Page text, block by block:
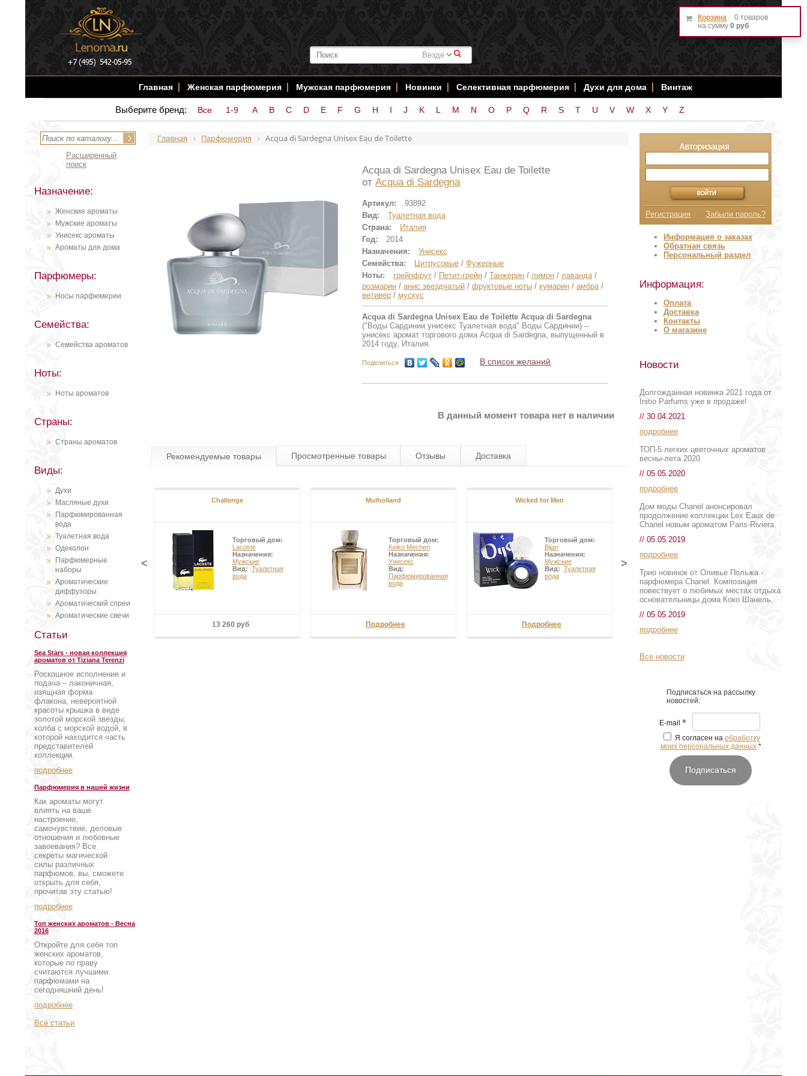
#
Главная Женская парфюмерия Мужская парфюмерия Новинки Селективная парфюмерия Духи для дома Винтаж
Выберите бренд: Все 1-9 A B C D E F G H I J K L M N O P Q R S T U V W X Y Z
Расширенный
поиск
Назначение:
Женские ароматы
Мужские ароматы
Унисекс ароматы
Ароматы для дома
Парфюмеры:
Носы парфюмерии
Семейства:
Семейства ароматов
Ноты:
Ноты ароматов
Страны:
Страны ароматов
Виды:
Духи
Масляные духи
Парфюмированная
вода
Туалетная вода
Одеколон
Парфюмерные
наборы
Ароматические
диффузоры
Ароматический спреи
Ароматические свечи
Статьи
Sea Stars - новая коллекция
ароматов от Tiziana Terenzi
Роскошное исполнение и
подача – лаконичная,
изящная форма
флакона, невероятной
красоты крышка в виде
золотой морской звезды,
колба с морской водой, в
которой находится часть
представителей
коллекции.
подробнее
Парфюмерия в нашей жизни
Как ароматы могут
влиять на ваше
настроение,
самочувствие, деловые
отношения и любовные
завоевания? Все
секреты магической
силы различных
парфюмов, вы, сможете
открыть для себя,
прочитав эту статью!
подробнее
Топ женских ароматов - Весна
2016
Откройте для себя топ
женских ароматов,
которые по праву
считаются лучшими
парфюмами на
сегодняшний день!
подробнее
Все статьи
Главная Парфюмерия Acqua di Sardegna Unisex Eau de Toilette
Acqua di Sardegna Unisex Eau de Toilette
от Acqua di Sardegna
Артикул:
93892
Вид:
Туалетная вода
Страна:
Италия
Год:
2014
Назначения:
Унисекс
Семейства:
Цитрусовые / Фужерные
Ноты:
грейпфрут / Петит-грейн / Танжерин / лимон / лаванда/
розмарин / анис звездчатый / фруктовые ноты / кумарин / амбра/
ветивер / мускус
Acqua di Sardegna Unisex Eau de Toilette Acqua di Sardegna
("Воды Сардинии унисекс Туалетная вода" Воды Сардинии) –
унисекс аромат торгового дома Acqua di Sardegna, выпущенный в
2014 году, Италия.
Поделиться В список желаний
В данный момент товара нет в наличии
Рекомендуемые товары Просмотренные товары Отзывы Доставка
Challenge
Торговый дом:
Lacoste
Назначения:
Мужские
Вид: Туалетная
вода
13 260 руб
Mulholland
Торговый дом:
Keiko Mecheri
Назначения:
Унисекс
Вид:
Парфюмированная
вода
Подробнее
Wicked for Men
Торговый дом:
Bijan
Назначения:
Мужские
Вид: Туалетная
вода
Подробнее
< >
Корзина
0 товаров
на сумму 0 руб
Регистрация Забыли пароль?
Информация о заказах
Обратная связь
Персональный раздел
Информация:
Оплата
Доставка
Контакты
О магазине
Новости
Долгожданная новинка 2021 года от
Initio Parfums уже в продаже!
// 30.04.2021
подробнее
ТОП-5 легких цветочных ароматов
весны-лета 2020
// 05.05.2020
подробнее
Дом моды Chanel анонсировал
продолжение коллекции Lex Eaux de
Chanel новым ароматом Paris-Riviera.
// 05.05.2019
подробнее
Трио новинок от Оливье Польжа -
парфюмера Chanel. Композиция
повествует о любимых местах отдыха
основательницы дома Коко Шанель.
// 05.05.2019
подробнее
Все новости
Подписаться на рассылку
новостей:
E-mail *
Я согласен на обработку
моих персональных данных *
Подписаться